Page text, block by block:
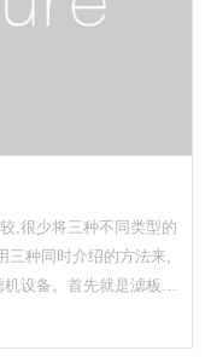
,很少将三种不同类型的
三种同时介绍的方法来,
设备。首先就是滤板结
样式滤板拼接而成。板
成,一种实心滤板和一种